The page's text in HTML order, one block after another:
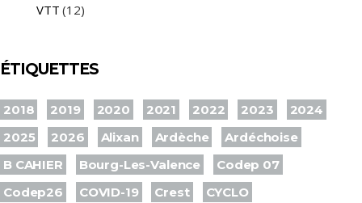
VTT (12)
ÉTIQUETTES
2018 2019 2020 2021 2022 2023
2024
2025
2026 Alixan Ardèche
Ardéchoise
B CAHIER
Bourg-Les-Valence
Codep 07
Codep26
COVID-19 Crest
CYCLO